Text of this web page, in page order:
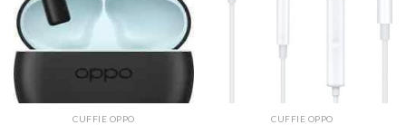
CUFFIE OPPO CUFFIE OPPO